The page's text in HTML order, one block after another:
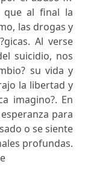
que al final la
las drogas y
Al verse
suicidio, nos
su vida y
la libertad y
imagino?. En
para
o se siente
profundas.